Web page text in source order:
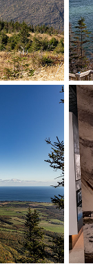
Canada